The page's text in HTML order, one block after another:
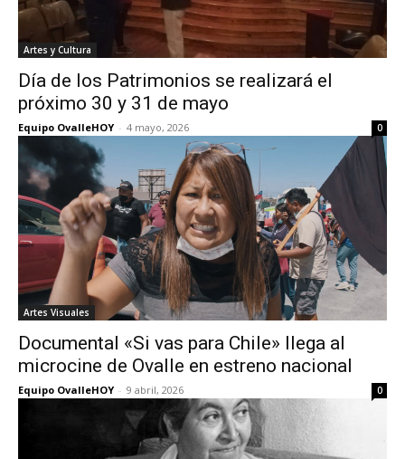
Artes y Cultura
Día de los Patrimonios se realizará el
próximo 30 y 31 de mayo
Equipo OvalleHOY - 4 mayo, 2026 0
Artes Visuales
Documental «Si vas para Chile» llega al
microcine de Ovalle en estreno nacional
Equipo OvalleHOY - 9 abril, 2026 0